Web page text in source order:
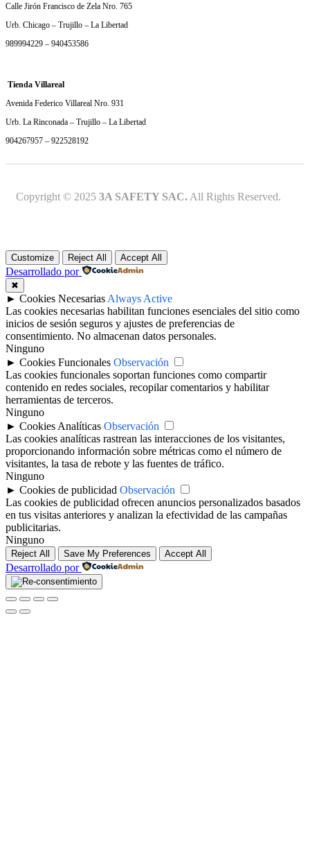
Calle Jirón Francisco de Zela Nro. 765
Urb. Chicago – Trujillo – La Libertad
989994229 – 940453586
Tienda Villareal
Avenida Federico Villareal Nro. 931
Urb. La Rinconada – Trujillo – La Libertad
904267957 – 922528192
Copyright © 2025 3A SAFETY SAC. All Rights Reserved.
Customize Reject All Accept All
Desarrollado por
✖
► Cookies Necesarias Always Active
Las cookies necesarias habilitan funciones esenciales del sitio como
inicios de sesión seguros y ajustes de preferencias de
consentimiento. No almacenan datos personales.
Ninguno
► Cookies Funcionales Observación
Las cookies funcionales soportan funciones como compartir
contenido en redes sociales, recopilar comentarios y habilitar
herramientas de terceros.
Ninguno
► Cookies Analíticas Observación
Las cookies analíticas rastrean las interacciones de los visitantes,
proporcionando información sobre métricas como el número de
visitantes, la tasa de rebote y las fuentes de tráfico.
Ninguno
► Cookies de publicidad Observación
Las cookies de publicidad ofrecen anuncios personalizados basados
en tus visitas anteriores y analizan la efectividad de las campañas
publicitarias.
Ninguno
Reject All Save My Preferences Accept All
Desarrollado por